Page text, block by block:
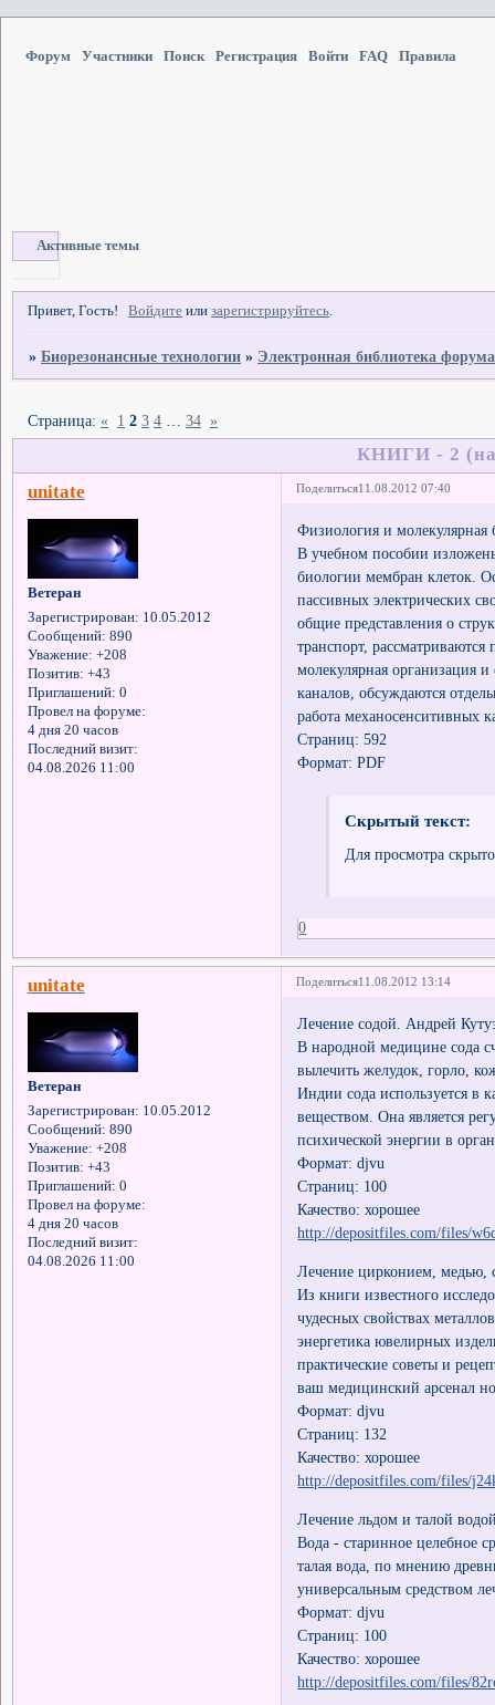
Форум Участники Поиск Регистрация Войти FAQ Правила
Активные темы
Привет, Гость! Войдите илизарегистрируйтесь.
»Биорезонансные технологии » Электронная библиотека форума
КНИГИ - 2
Страница: « 1 2 3 4 … 34 »
Поделиться11.08.2012 07:40
unitate
Ветеран
Зарегистрирован: 10.05.2012
Сообщений: 890
Уважение: +208
Позитив: +43
Приглашений: 0
Провел на форуме:
4 дня 20 часов
Последний визит:
04.08.2026 11:00
Физиология и
В учебном пособии
биологии мембран клеток.
пассивных электрических
общие представления о
транспорт,
молекулярная организация
каналов, обсуждаются
работа механосенситивных
Страниц: 592
Формат: PDF
Скрытый текст:
Для просмотра
0
Поделиться11.08.2012 13:14
unitate
Ветеран
Зарегистрирован: 10.05.2012
Сообщений: 890
Уважение: +208
Позитив: +43
Приглашений: 0
Провел на форуме:
4 дня 20 часов
Последний визит:
04.08.2026 11:00
Лечение содой. Андрей
В народной медицине сода
вылечить желудок, горло,
Индии сода используется в
веществом. Она является
психической энергии в
Формат: djvu
Страниц: 100
Качество: хорошее
http://depositfiles.com/files/
Лечение цирконием, медью,
Из книги известного
чудесных свойствах
энергетика ювелирных
практические советы и
ваш медицинский арсенал
Формат: djvu
Страниц: 132
Качество: хорошее
http://depositfiles.com/files/
Лечение льдом и талой
Вода - старинное целебное
талая вода, по мнению
универсальным средством
Формат: djvu
Страниц: 100
Качество: хорошее
http://depositfiles.com/files/